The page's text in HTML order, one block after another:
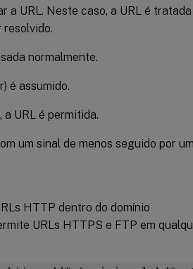
a URL. Neste caso, a URL é tratada
resolvido.
normalmente.
é assumido.
URL é permitida.
um sinal de menos seguido por
HTTP dentro do domínio
URLs HTTPS e FTP em